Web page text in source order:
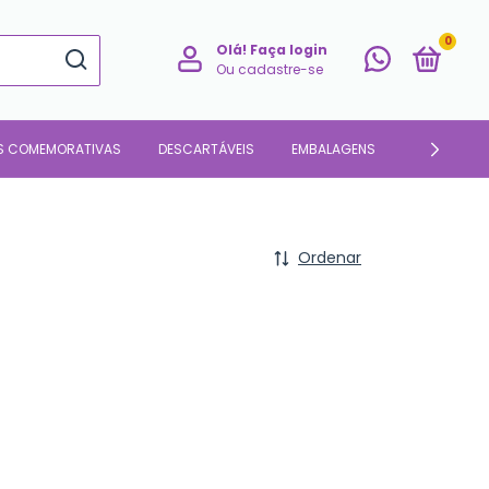
Olá! Faça login
Ou cadastre-se
0
COMEMORATIVAS DESCARTÁVEIS EMBALAGENS PARA O LAR
Ordenar